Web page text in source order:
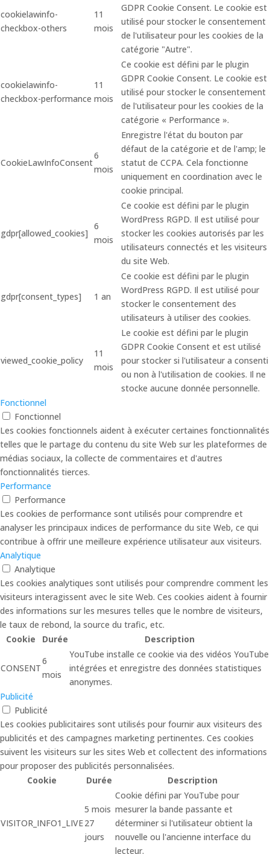
cookielawinfo-
checkbox-others
11
mois
GDPR Cookie Consent. Le cookie est
utilisé pour stocker le consentement
de l'utilisateur pour les cookies de la
catégorie "Autre".
cookielawinfo-
checkbox-performance
11
mois
Ce cookie est défini par le plugin
GDPR Cookie Consent. Le cookie est
utilisé pour stocker le consentement
de l'utilisateur pour les cookies de la
catégorie « Performance ».
CookieLawInfoConsent
6
mois
Enregistre l'état du bouton par
défaut de la catégorie et de l'amp; le
statut de CCPA. Cela fonctionne
uniquement en coordination avec le
cookie principal.
gdpr[allowed_cookies]
6
mois
Ce cookie est défini par le plugin
WordPress RGPD. Il est utilisé pour
stocker les cookies autorisés par les
utilisateurs connectés et les visiteurs
du site Web.
gdpr[consent_types] 1 an
Ce cookie est défini par le plugin
WordPress RGPD. Il est utilisé pour
stocker le consentement des
utilisateurs à utiliser des cookies.
viewed_cookie_policy
11
mois
Le cookie est défini par le plugin
GDPR Cookie Consent et est utilisé
pour stocker si l'utilisateur a consenti
ou non à l'utilisation de cookies. Il ne
stocke aucune donnée personnelle.
Fonctionnel
Fonctionnel
Les cookies fonctionnels aident à exécuter certaines fonctionnalités
telles que le partage du contenu du site Web sur les plateformes de
médias sociaux, la collecte de commentaires et d'autres
fonctionnalités tierces.
Performance
Performance
Les cookies de performance sont utilisés pour comprendre et
analyser les principaux indices de performance du site Web, ce qui
contribue à offrir une meilleure expérience utilisateur aux visiteurs.
Analytique
Analytique
Les cookies analytiques sont utilisés pour comprendre comment les
visiteurs interagissent avec le site Web. Ces cookies aident à fournir
des informations sur les mesures telles que le nombre de visiteurs,
le taux de rebond, la source du trafic, etc.
Cookie
Durée Description
CONSENT
6
mois
YouTube installe ce cookie via des vidéos YouTube
intégrées et enregistre des données statistiques
anonymes.
Publicité
Publicité
Les cookies publicitaires sont utilisés pour fournir aux visiteurs des
publicités et des campagnes marketing pertinentes. Ces cookies
suivent les visiteurs sur les sites Web et collectent des informations
pour proposer des publicités personnalisées.
Cookie
Durée Description
VISITOR_INFO1_LIVE
5 mois
27
jours
Cookie défini par YouTube pour
mesurer la bande passante et
déterminer si l'utilisateur obtient la
nouvelle ou l'ancienne interface du
lecteur.